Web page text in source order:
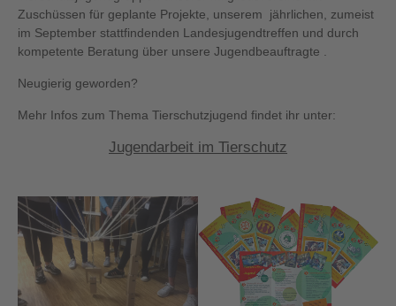
Zuschüssen für geplante Projekte, unserem jährlichen, zumeist
im September stattfindenden Landesjugendtreffen und durch
kompetente Beratung über unsere Jugendbeauftragte .
Neugierig geworden?
Mehr Infos zum Thema Tierschutzjugend findet ihr unter:
Jugendarbeit im Tierschutz